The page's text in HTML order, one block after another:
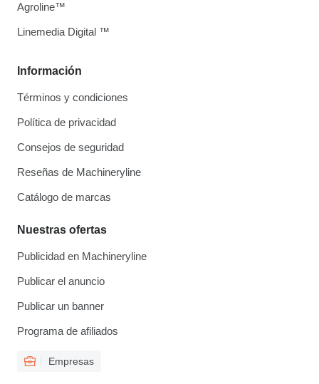
Información
Términos y condiciones
Política de privacidad
Consejos de seguridad
Reseñas de Machineryline
Catálogo de marcas
Nuestras ofertas
Publicidad en Machineryline
Publicar el anuncio
Publicar un banner
Programa de afiliados
Empresas
Agroline™
Linemedia Digital ™